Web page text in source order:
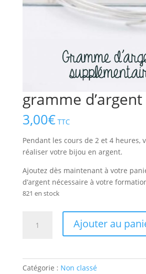
gramme d’argent
3,00€ TTC
Pendant les cours de 2 et 4 heures,
réaliser votre bijou en argent.
Ajoutez dès maintenant à votre
d’argent nécessaire à votre
821 en stock
Ajouter au
Catégorie : Non classé